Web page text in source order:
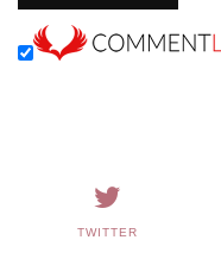
TWITTER